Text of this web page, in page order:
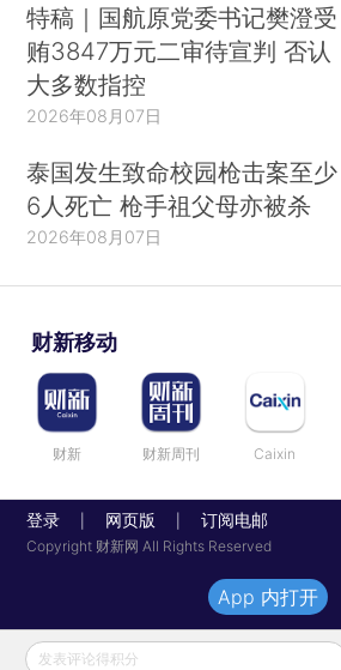
特稿｜国航原党委书记樊澄受
贿3847万元二审待宣判 否认
大多数指控
2026年08月07日
泰国发生致命校园枪击案至少
6人死亡 枪手祖父母亦被杀
2026年08月07日
财新移动
财新 财新周刊 Caixin
登录 网页版 订阅电邮
Copyright 财新网 All Rights Reserved
发表评论得积分
App 内打开